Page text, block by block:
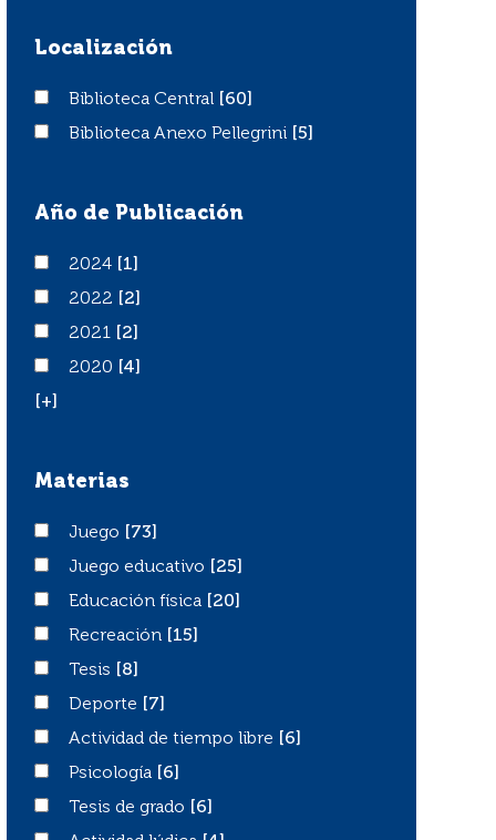
Localización
Biblioteca Central
Biblioteca Central
[60]
Biblioteca Anexo Pellegrini
Biblioteca Anexo Pellegrini [5]
Año de Publicación
20242024
[1]
20222022
[2]
20212021
[2]
20202020
[4]
[+]
Materias
JuegoJuego
[73]
Juego educativo
Juego educativo
[25]
Educación física
Educación física
[20]
Recreación
Recreación
[15]
TesisTesis
[8]
DeporteDeporte
[7]
Actividad de tiempo libre
Actividad de tiempo libre
[6]
Psicología
Psicología
[6]
Tesis de grado
Tesis de grado
[6]